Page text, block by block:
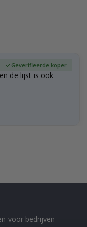
de lijst is ook
Geverifieerde koper
voor bedrijven